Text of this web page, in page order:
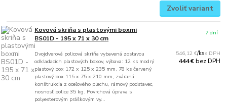
Zvoliť variant
Kovová skriňa s plastovými boxmi
BS01D - 195 x 71 x 30 cm
Dvojdverová policová skriňa vybavená zostavou
odkladacích plastových boxov, výbava: 12 ks modrý
plastový box 172 x 125 x 235 mm, 78 ks červený
plastový box 115 x 75 x 210 mm, zváraná
konštrukcia z oceľového plechu, rámový podstavec,
nosnosť police 35 kg. Povrchová úprava s
polyesterovým práškovým vy...
546,12 €/ks
444 €bez DPH
7 dní